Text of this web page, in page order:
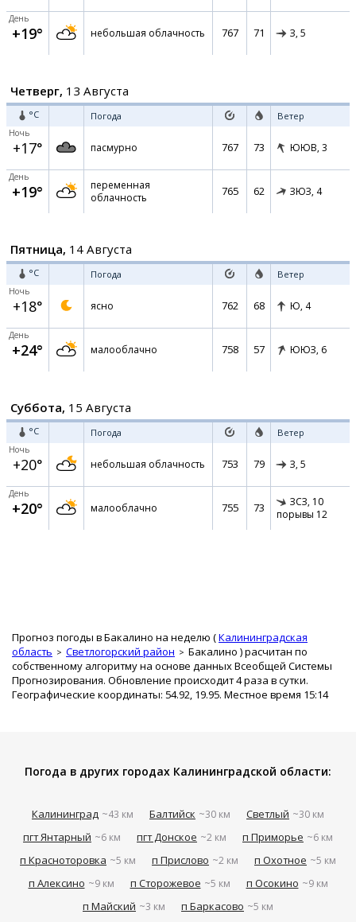
День
+19° небольшая облачность 767 71 З, 5
Четверг, 13 Августа
°C Погода Ветер
Ночь
+17° пасмурно 767 73 ЮЮВ, 3
День
+19°
переменная
облачность
765 62 ЗЮЗ, 4
Пятница, 14 Августа
°C Погода Ветер
Ночь
+18° ясно 762 68 Ю, 4
День
+24° малооблачно 758 57 ЮЮЗ, 6
Суббота, 15 Августа
°C Погода Ветер
Ночь
+20° небольшая облачность 753 79 З, 5
День
+20° малооблачно 755 73 ЗСЗ, 10
порывы 12
Прогноз погоды в Бакалино на неделю (Калининградская
область
Светлогорский район Бакалино ) расчитан по
собственному алгоритму на основе данных Всеобщей Системы
Прогнозирования. Обновление происходит 4 раза в сутки.
Географические координаты: 54.92, 19.95. Местное время 15:14
Погода в других городах Калининградской области:
Калининград ~43 км Балтийск ~30 км Светлый ~30 км
пгт Янтарный ~6 км пгт Донское ~2 км п Приморье ~6 км
п Красноторовка ~5 км п Прислово ~2 км п Охотное ~5 км
п Алексино ~9 км п Сторожевое ~5 км п Осокино ~9 км
п Майский ~3 км п Баркасово ~5 км